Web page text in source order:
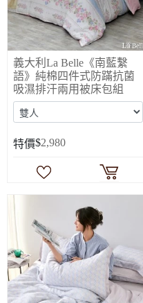
義大利La Belle《南藍繫
語》純棉四件式防蹣抗菌
吸濕排汗兩用被床包組
特價$2,980